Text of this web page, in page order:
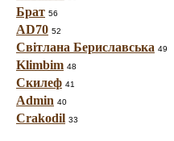
Брат 56
AD70 52
Світлана Бериславська 49
Klimbim 48
Скилеф 41
Admin 40
Crakodil 33